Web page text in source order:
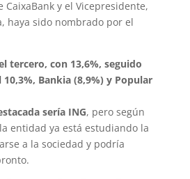
CaixaBank y el Vicepresidente,
haya sido nombrado por el
tercero, con 13,6%, seguido
Bankia (8,9%) y Popular
sería ING, pero según
entidad ya está estudiando la
a la sociedad y podría